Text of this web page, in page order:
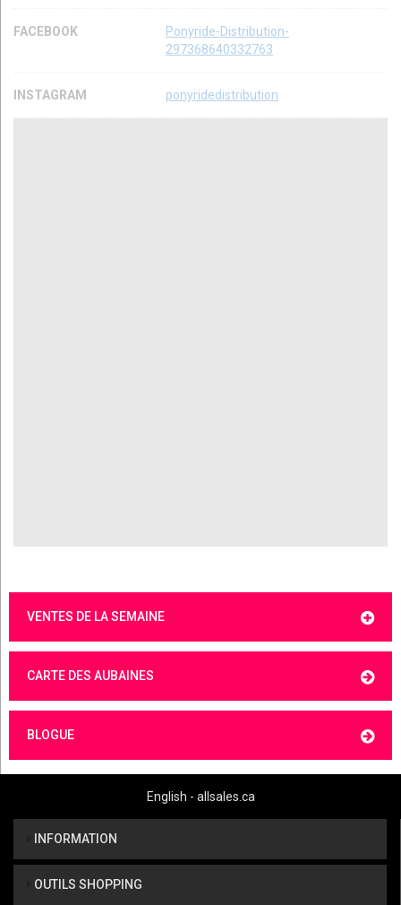
FACEBOOK
Ponyride-Distribution-
297368640332763
INSTAGRAM ponyridedistribution
VENTES DE LA SEMAINE
CARTE DES AUBAINES
BLOGUE
English - allsales.ca
INFORMATION
OUTILS SHOPPING